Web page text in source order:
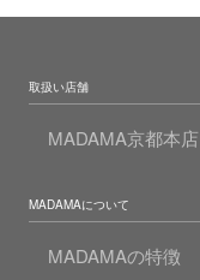
取扱い店舗
MADAMA京都本店
MADAMAについて
MADAMAの特徴